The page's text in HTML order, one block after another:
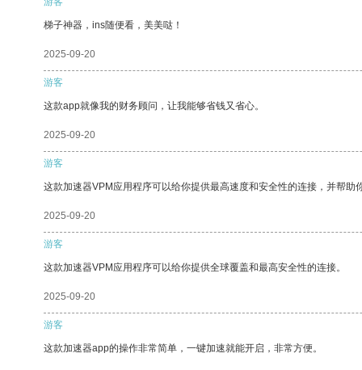
梯子神器，ins随便看，美美哒！
2025-09-20
游客
这款app就像我的财务顾问，让我能够省钱又省心。
2025-09-20
游客
这款加速器VPM应用程序可以给你提供最高速度和安全性的连接，并帮助
2025-09-20
游客
这款加速器VPM应用程序可以给你提供全球覆盖和最高安全性的连接。
2025-09-20
游客
这款加速器app的操作非常简单，一键加速就能开启，非常方便。